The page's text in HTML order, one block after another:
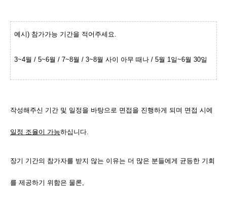
예시) 참가가능 기간을 적어주세요.
3~4월 / 5~6월 / 7~8월 / 3~8월 사이 아무 때나 / 5월 1일~6월 30일
작성해주신 기간 및 일정을 바탕으로 면접을 진행하게 되며 면접 시에
일정 조율이 가능하십니다.
장기 기간의 참가자를 받지 않는 이유는 더 많은 분들에게 균등한 기회
를 제공하기 위함은 물론,